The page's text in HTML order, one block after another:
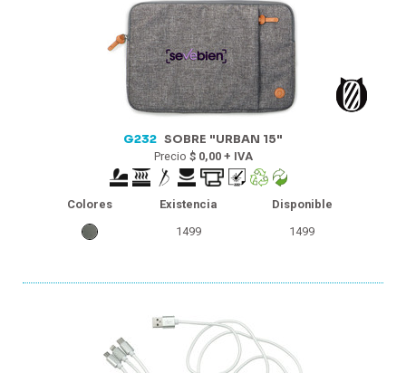
G232 SOBRE "URBAN 15"
Precio $ 0,00 + IVA
Colores Existencia
Disponible
1499
1499